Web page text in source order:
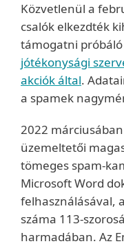
Közvetlenül a
csalók elkezdték
támogatni
jótékonysági
akciók által.
a spamek
2022
üzemeltetői
tömeges spam-
Microsoft Word
felhasználásával,
száma 113-
harmadában. Az